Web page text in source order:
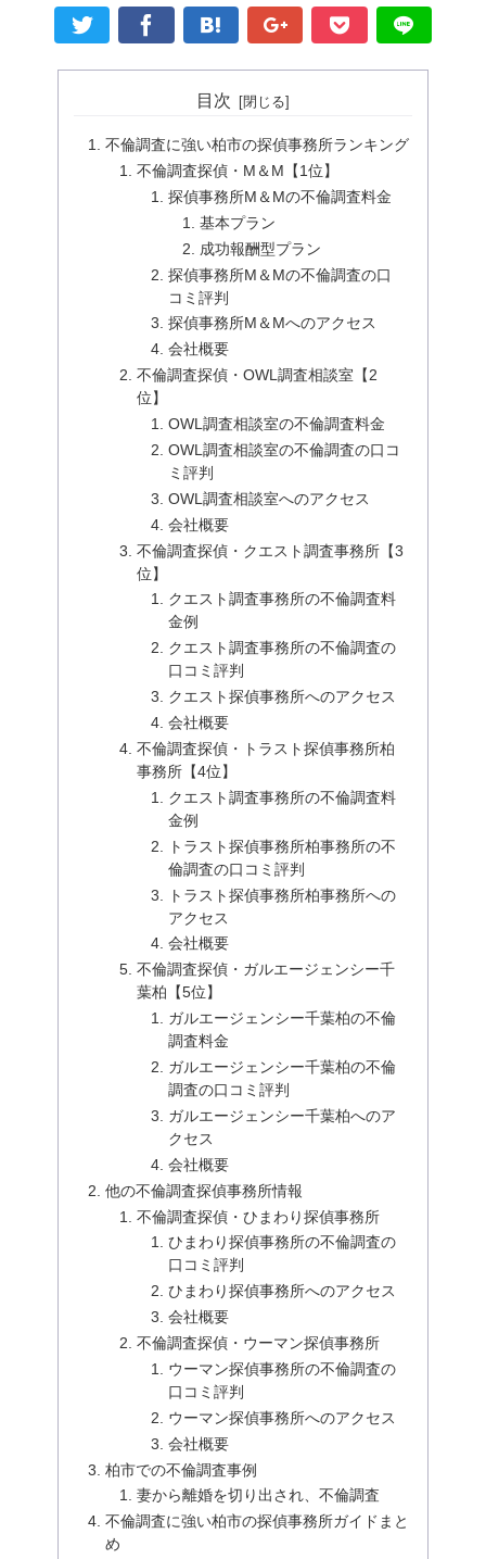
目次
不倫調査に強い柏市の探偵事務所ランキング
不倫調査探偵・M＆M【1位】
探偵事務所M＆Mの不倫調査料金
基本プラン
成功報酬型プラン
探偵事務所M＆Mの不倫調査の口
コミ評判
探偵事務所M＆Mへのアクセス
会社概要
不倫調査探偵・OWL調査相談室【2
位】
OWL調査相談室の不倫調査料金
OWL調査相談室の不倫調査の口コ
ミ評判
OWL調査相談室へのアクセス
会社概要
不倫調査探偵・クエスト調査事務所【3
位】
クエスト調査事務所の不倫調査料
金例
クエスト調査事務所の不倫調査の
口コミ評判
クエスト探偵事務所へのアクセス
会社概要
不倫調査探偵・トラスト探偵事務所柏
事務所【4位】
クエスト調査事務所の不倫調査料
金例
トラスト探偵事務所柏事務所の不
倫調査の口コミ評判
トラスト探偵事務所柏事務所への
アクセス
会社概要
不倫調査探偵・ガルエージェンシー千
葉柏【5位】
ガルエージェンシー千葉柏の不倫
調査料金
ガルエージェンシー千葉柏の不倫
調査の口コミ評判
ガルエージェンシー千葉柏へのア
クセス
会社概要
他の不倫調査探偵事務所情報
不倫調査探偵・ひまわり探偵事務所
ひまわり探偵事務所の不倫調査の
口コミ評判
ひまわり探偵事務所へのアクセス
会社概要
不倫調査探偵・ウーマン探偵事務所
ウーマン探偵事務所の不倫調査の
口コミ評判
ウーマン探偵事務所へのアクセス
会社概要
柏市での不倫調査事例
妻から離婚を切り出され、不倫調査
不倫調査に強い柏市の探偵事務所ガイドまと
め